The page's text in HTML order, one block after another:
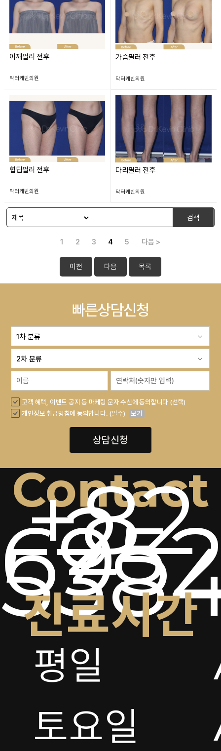
어깨필러 전후
닥터케빈의원
가슴필러 전후
닥터케빈의원
힙딥필러 전후
닥터케빈의원
다리필러 전후
닥터케빈의원
검색
1 2 3 4 5 다음 >
이전 다음 목록
빠른상담신청
고객 혜택, 이벤트 공지 등 마케팅 문자 수신에 동의합니다 (선택)
개인정보 취급방침에 동의합니다. (필수)
보기
상담신청
Contact
+82
2-
진료시간
평일
토요일